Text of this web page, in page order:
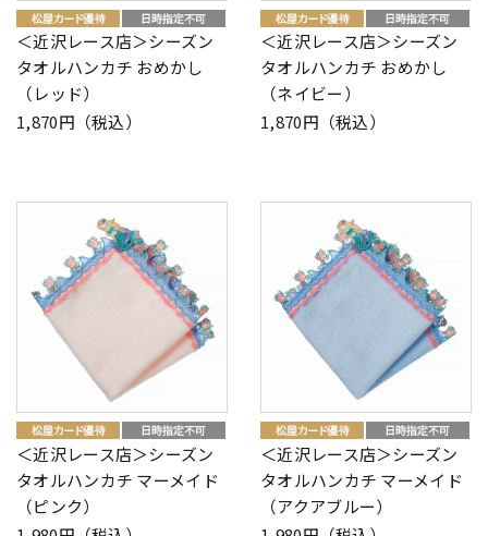
＜近沢レース店＞シーズン
タオルハンカチ おめかし
（レッド）
1,870円（税込）
＜近沢レース店＞シーズン
タオルハンカチ おめかし
（ネイビー）
1,870円（税込）
＜近沢レース店＞シーズン
タオルハンカチ マーメイド
（ピンク）
＜近沢レース店＞シーズン
タオルハンカチ マーメイド
（アクアブルー）